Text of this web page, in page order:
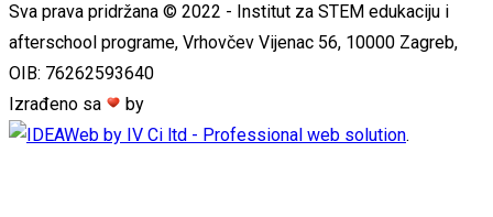
Sva prava pridržana © 2022 - Institut za STEM edukaciju i
afterschool programe, Vrhovčev Vijenac 56, 10000 Zagreb,
OIB: 76262593640
Izrađeno sa
by
.